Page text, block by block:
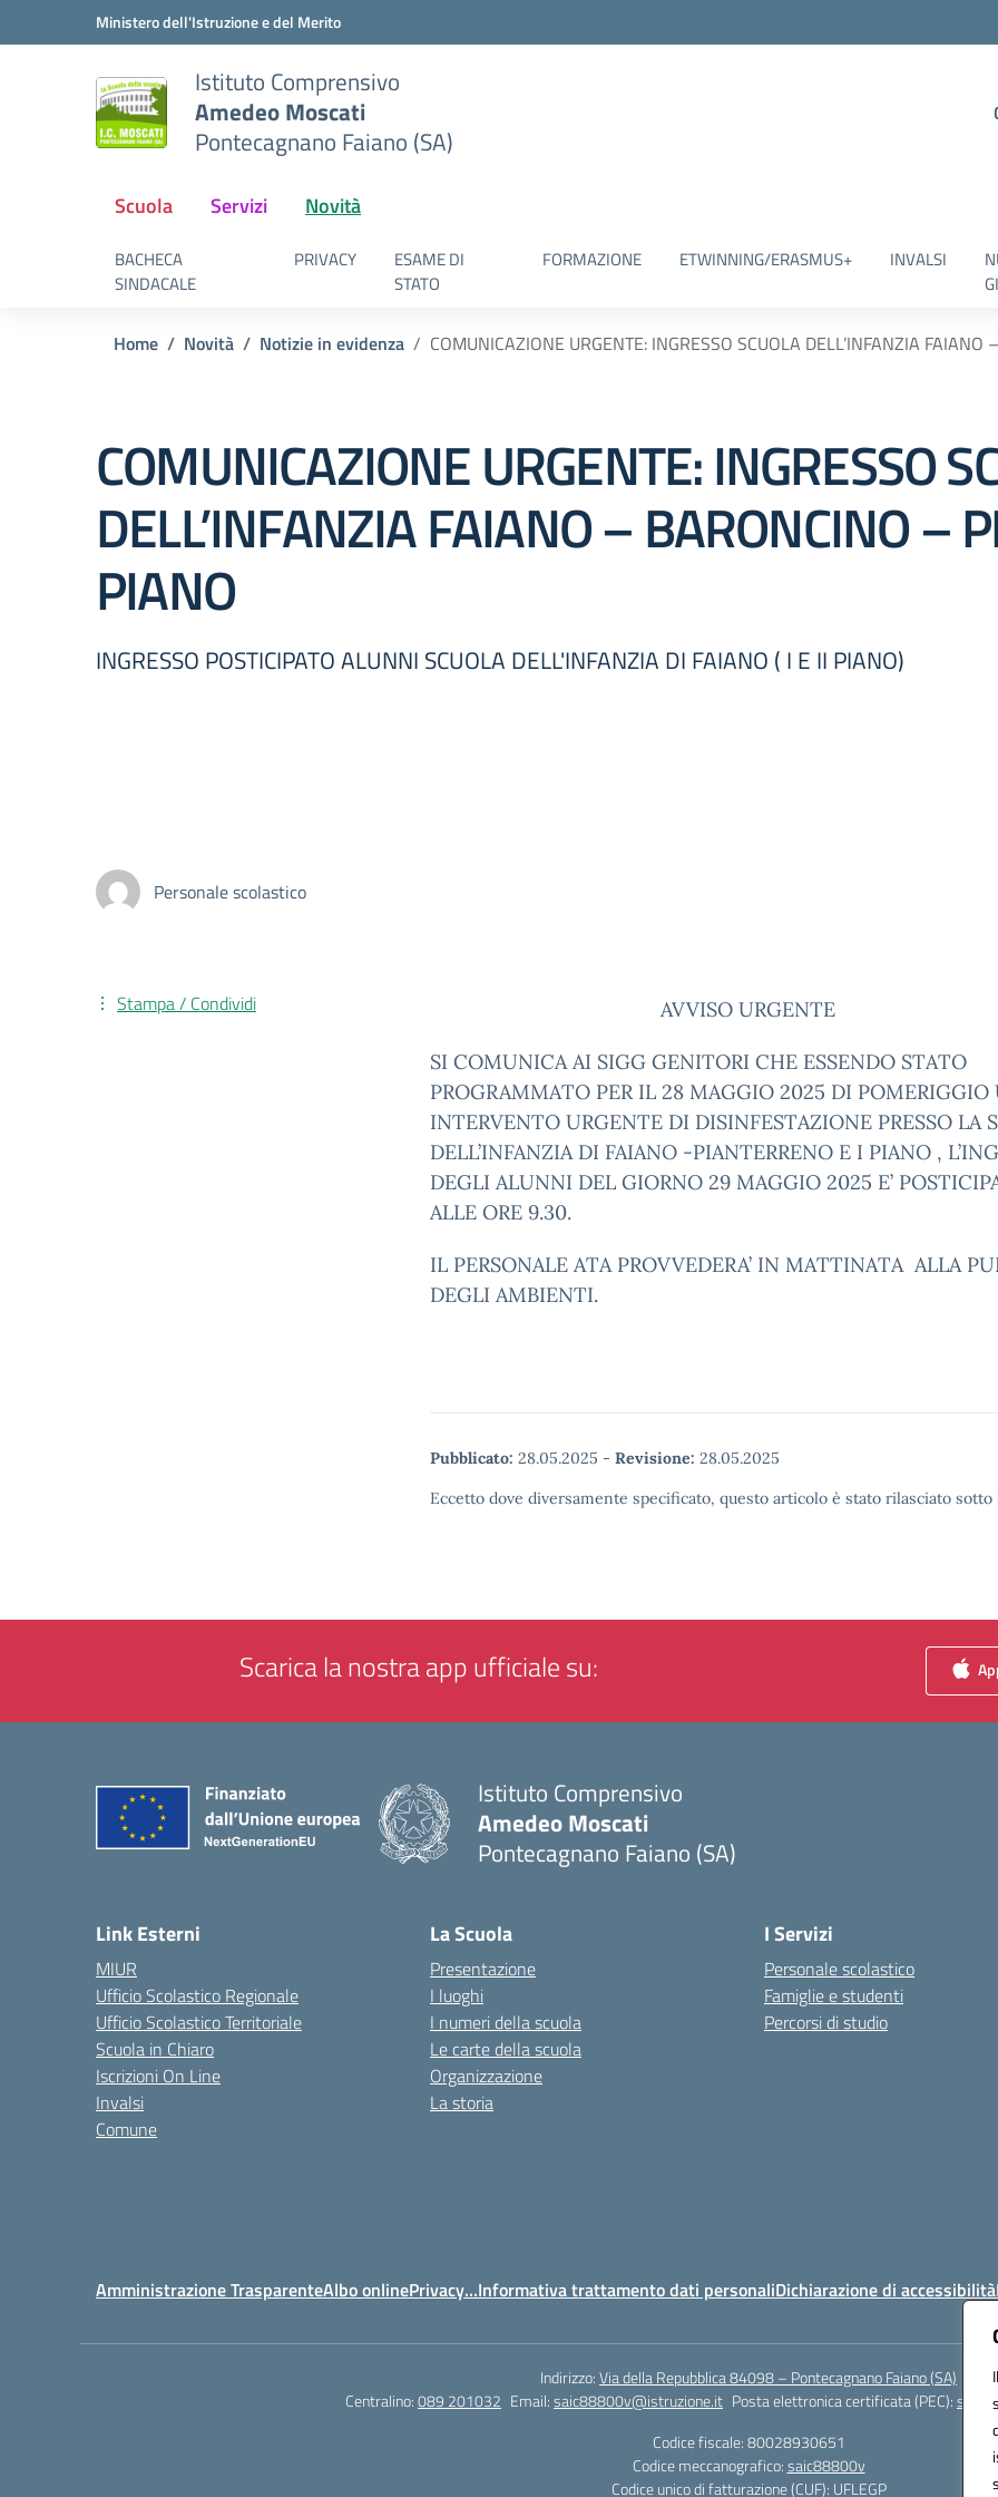
Vai ai contenuti
Vai al menu di navigazioneMinistero dell'Istruzione e del Merito
Istituto Comprensivo
Amedeo Moscati
Pontecagnano Faiano (SA)
Scuola Servizi Novità
BACHECA
SINDACALE
PRIVACY
ESAME DI
STATO
FORMAZIONE ETWINNING/ERASMUS+ INVALSI
Home Novità Notizie in evidenza COMUNICAZIONE URGENTE: INGRESSO SCUOLA DELL’INFANZIA
COMUNICAZIONE URGENTE: INGRESSO
DELL’INFANZIA FAIANO – BARONCINO –
PIANO
INGRESSO POSTICIPATO ALUNNI SCUOLA DELL'INFANZIA DI FAIANO ( I E II PIANO)
Personale scolastico
AVVISO URGENTE
SI COMUNICA AI SIGG GENITORI CHE ESSENDO STATO
PROGRAMMATO PER IL 28 MAGGIO 2025 DI POMERIGGIO
INTERVENTO URGENTE DI DISINFESTAZIONE PRESSO LA
DELL’INFANZIA DI FAIANO -PIANTERRENO E I PIANO ,
DEGLI ALUNNI DEL GIORNO 29 MAGGIO 2025 E’
ALLE ORE 9.30.
IL PERSONALE ATA PROVVEDERA’ IN MATTINATA ALLA
DEGLI AMBIENTI.
Pubblicato: 28.05.2025 - Revisione: 28.05.2025
Eccetto dove diversamente specificato, questo articolo è stato rilasciato
Stampa / Condividi
Scarica la nostra app ufficiale su:
Istituto Comprensivo
Amedeo Moscati
Pontecagnano Faiano (SA)
Link Esterni
MIUR
Ufficio Scolastico Regionale
Ufficio Scolastico Territoriale
Scuola in Chiaro
Iscrizioni On Line
Invalsi
Comune
La Scuola
Presentazione
I luoghi
I numeri della scuola
Le carte della scuola
Organizzazione
La storia
I Servizi
Personale scolastico
Famiglie e studenti
Percorsi di studio
Amministrazione TrasparenteAlbo onlinePrivacy…Informativa trattamento dati personaliDichiarazione di accessibilità
Indirizzo:Via della Repubblica 84098 – Pontecagnano Faiano (SA)
Centralino:089 201032 Email:saic88800v@istruzione.it Posta elettronica certificata (PEC):
Codice fiscale: 80028930651
Codice meccanografico:saic88800v
Codice unico di fatturazione (CUF): UFLEGP